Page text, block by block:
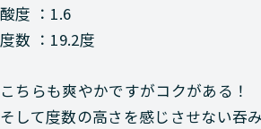
酸度 ：1.6
度数 ：19.2度
こちらも爽やかですがコクがある！
そして度数の高さを感じさせない吞